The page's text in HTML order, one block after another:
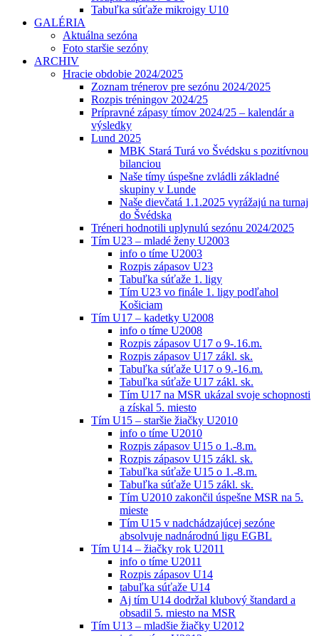
Tabuľka súťaže mikroigy U10
GALÉRIA
Aktuálna sezóna
Foto staršie sezóny
ARCHIV
Hracie obdobie 2024/2025
Zoznam trénerov pre sezónu 2024/2025
Rozpis tréningov 2024/25
Prípravné zápasy tímov 2024/25 – kalendár a
výsledky
Lund 2025
MBK Stará Turá vo Švédsku s pozitívnou
bilanciou
Naše tímy úspešne zvládli základné
skupiny v Lunde
Naše dievčatá 1.1.2025 vyrážajú na turnaj
do Švédska
Tréneri hodnotili uplynulú sezónu 2024/2025
Tím U23 – mladé ženy U2003
info o tíme U2003
Rozpis zápasov U23
Tabuľka súťaže 1. ligy
Tím U23 vo finále 1. ligy podľahol
Košiciam
Tím U17 – kadetky U2008
info o tíme U2008
Rozpis zápasov U17 o 9-.16.m.
Rozpis zápasov U17 zákl. sk.
Tabuľka súťaže U17 o 9.-16.m.
Tabuľka súťaže U17 zákl. sk.
Tím U17 na MSR ukázal svoje schopnosti
a získal 5. miesto
Tím U15 – staršie žiačky U2010
info o tíme U2010
Rozpis zápasov U15 o 1.-8.m.
Rozpis zápasov U15 zákl. sk.
Tabuľka súťaže U15 o 1.-8.m.
Tabuľka súťaže U15 zákl. sk.
Tím U2010 zakončil úspešne MSR na 5.
mieste
Tím U15 v nadchádzajúcej sezóne
absolvuje nadnárodnú ligu EGBL
Tím U14 – žiačky rok U2011
info o tíme U2011
Rozpis zápasov U14
tabuľka súťaže U14
Aj tím U14 dodržal klubový štandard a
obsadil 5. miesto na MSR
Tím U13 – mladšie žiačky U2012